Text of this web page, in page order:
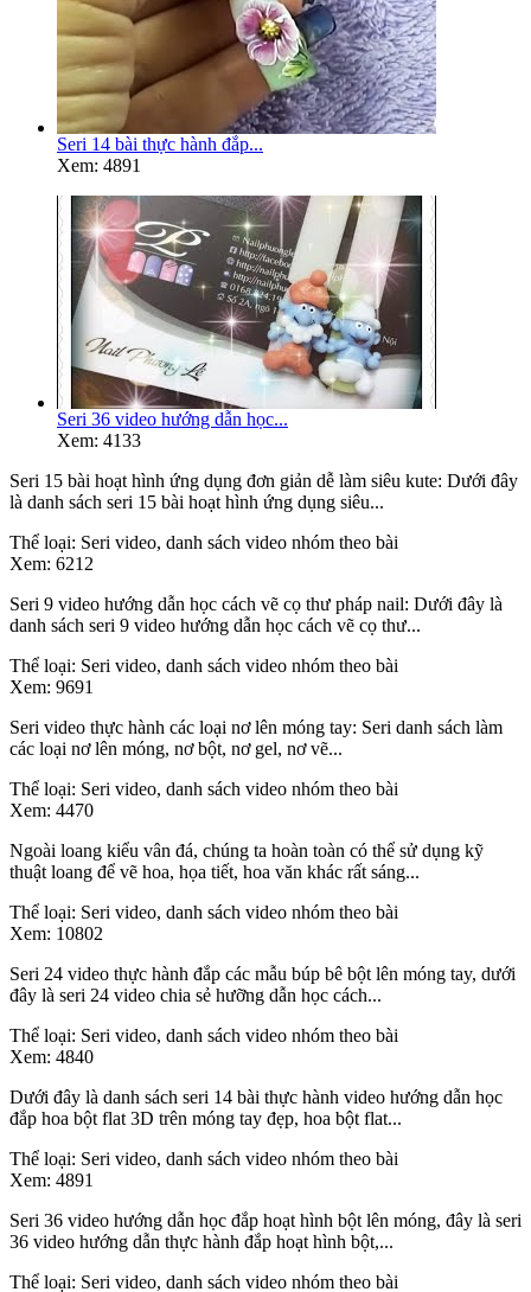
Seri 14 bài thực hành đắp...
Xem: 4891
Seri 36 video hướng dẫn học...
Xem: 4133
Seri 15 bài hoạt hình ứng dụng đơn giản dễ làm siêu kute: Dưới đây
là danh sách seri 15 bài hoạt hình ứng dụng siêu...
Thể loại: Seri video, danh sách video nhóm theo bài
Xem: 6212
Seri 9 video hướng dẫn học cách vẽ cọ thư pháp nail: Dưới đây là
danh sách seri 9 video hướng dẫn học cách vẽ cọ thư...
Thể loại: Seri video, danh sách video nhóm theo bài
Xem: 9691
Seri video thực hành các loại nơ lên móng tay: Seri danh sách làm
các loại nơ lên móng, nơ bột, nơ gel, nơ vẽ...
Thể loại: Seri video, danh sách video nhóm theo bài
Xem: 4470
Ngoài loang kiểu vân đá, chúng ta hoàn toàn có thể sử dụng kỹ
thuật loang để vẽ hoa, họa tiết, hoa văn khác rất sáng...
Thể loại: Seri video, danh sách video nhóm theo bài
Xem: 10802
Seri 24 video thực hành đắp các mẫu búp bê bột lên móng tay, dưới
đây là seri 24 video chia sẻ hưỡng dẫn học cách...
Thể loại: Seri video, danh sách video nhóm theo bài
Xem: 4840
Dưới đây là danh sách seri 14 bài thực hành video hướng dẫn học
đắp hoa bột flat 3D trên móng tay đẹp, hoa bột flat...
Thể loại: Seri video, danh sách video nhóm theo bài
Xem: 4891
Seri 36 video hướng dẫn học đắp hoạt hình bột lên móng, đây là seri
36 video hướng dẫn thực hành đắp hoạt hình bột,...
Thể loại: Seri video, danh sách video nhóm theo bài